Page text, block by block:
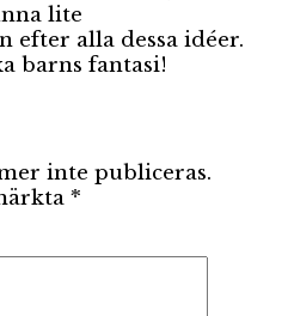
lite
efter alla dessa idéer.
barns fantasi!
inte publiceras.
*